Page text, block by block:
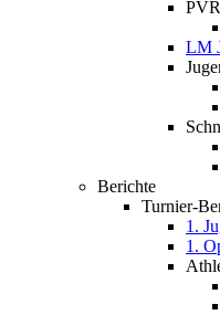
LM
Berichte
Turnier-
1.
1.